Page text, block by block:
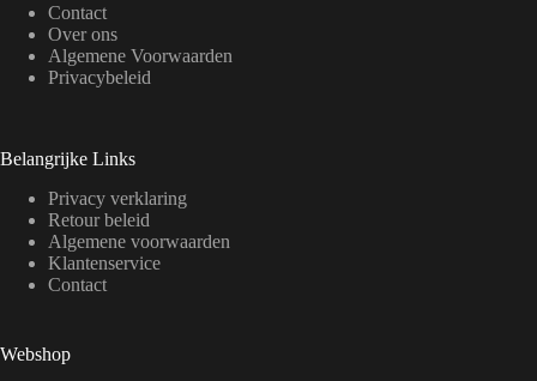
Contact
Over ons
Algemene Voorwaarden
Privacybeleid
Belangrijke Links
Privacy verklaring
Retour beleid
Algemene voorwaarden
Klantenservice
Contact
Webshop